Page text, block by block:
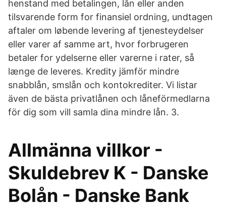
henstand med betalingen, lån eller anden
tilsvarende form for finansiel ordning, undtagen
aftaler om løbende levering af tjenesteydelser
eller varer af samme art, hvor forbrugeren
betaler for ydelserne eller varerne i rater, så
længe de leveres. Kredity jämför mindre
snabblån, smslån och kontokrediter. Vi listar
även de bästa privatlånen och låneförmedlarna
för dig som vill samla dina mindre lån. 3.
Allmänna villkor -
Skuldebrev K - Danske
Bolån - Danske Bank